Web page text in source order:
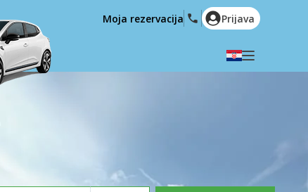
English (US)
Moja rezervacija Prijava